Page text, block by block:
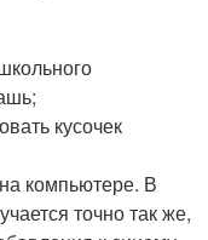
кусочек
компьютере. В
точно так же,